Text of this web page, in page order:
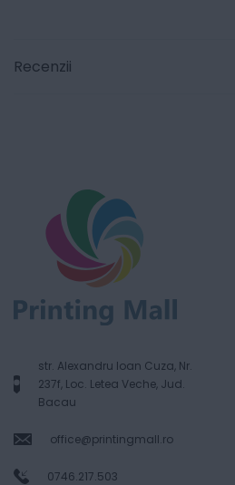
Recenzii
str. Alexandru Ioan Cuza, Nr.
237f, Loc. Letea Veche, Jud.
Bacau
office@printingmall.ro
0746.217.503